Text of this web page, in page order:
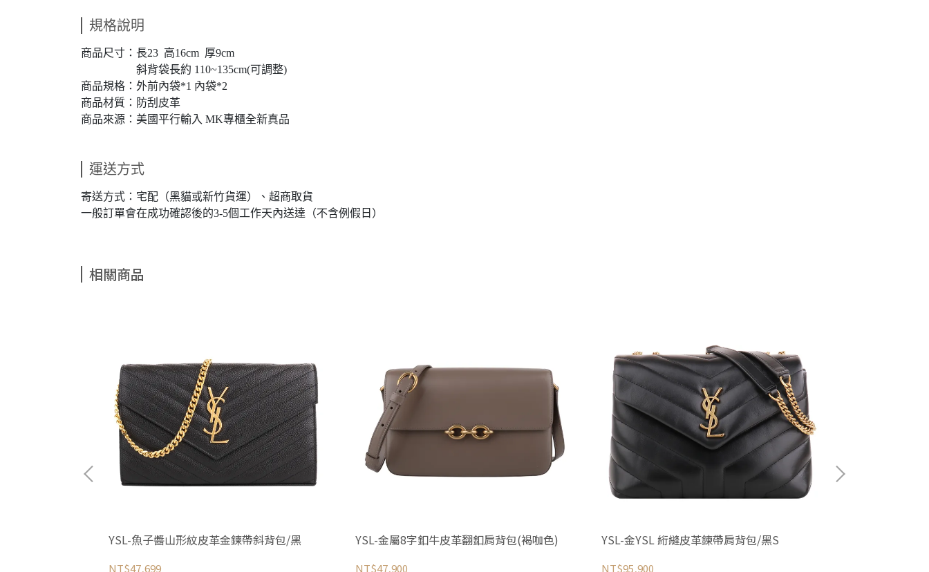
規格說明
商品尺寸：長23 高16cm 厚9cm
斜背袋長約 110~135cm(可調整)
商品規格：外前內袋*1 內袋*2
商品材質：防刮皮革
商品來源：美國平行輸入 MK專櫃全新真品
運送方式
寄送方式：宅配（黑貓或新竹貨運）、超商取貨
一般訂單會在成功確認後的3-5個工作天內送達（不含例假日）
相關商品
YSL-魚子醬山形紋皮革金鍊帶斜背包/黑
NT$47,699
YSL-金屬8字釦牛皮革翻釦肩背包(褐咖色)
NT$47,900
YSL-金YSL 絎縫皮革鍊帶肩背包/黑S
NT$95,900